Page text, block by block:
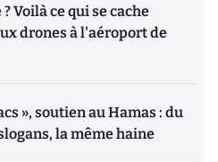
Voilà ce qui se cache
drones à l'aéroport de
», soutien au Hamas : du
la même haine